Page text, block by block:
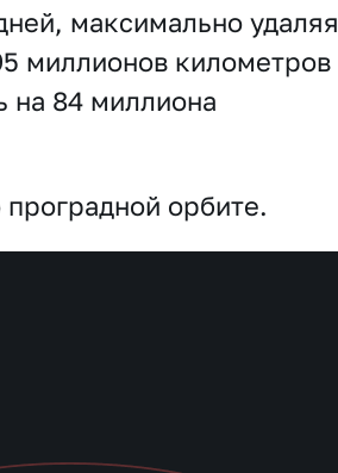
максимально
миллионов километров
на 84 миллиона
орбите.